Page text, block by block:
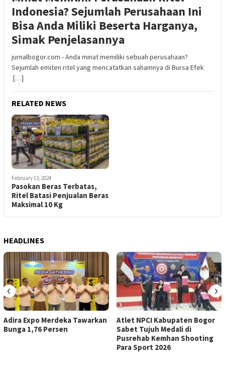
Indonesia? Sejumlah Perusahaan Ini
Bisa Anda Miliki Beserta Harganya,
Simak Penjelasannya
jurnalbogor.com - Anda minat memiliki sebuah perusahaan?
Sejumlah emiten ritel yang mencatatkan sahamnya di Bursa Efek
[…]
RELATED NEWS
February 13, 2024
Pasokan Beras Terbatas,
Ritel Batasi Penjualan Beras
Maksimal 10 Kg
HEADLINES
Adira Expo Merdeka Tawarkan
Bunga 1,76 Persen
Atlet NPCI Kabupaten Bogor
Sabet Tujuh Medali di
Pusrehab Kemhan Shooting
Para Sport 2026
‹ ›